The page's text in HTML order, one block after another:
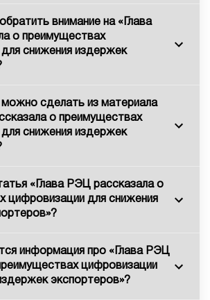
внимание на «Глава
о преимуществах
снижения издержек
сделать из материала
о преимуществах
снижения издержек
«Глава РЭЦ рассказала о
цифровизации для снижения
информация про «Глава РЭЦ
цифровизации
экспортеров»?